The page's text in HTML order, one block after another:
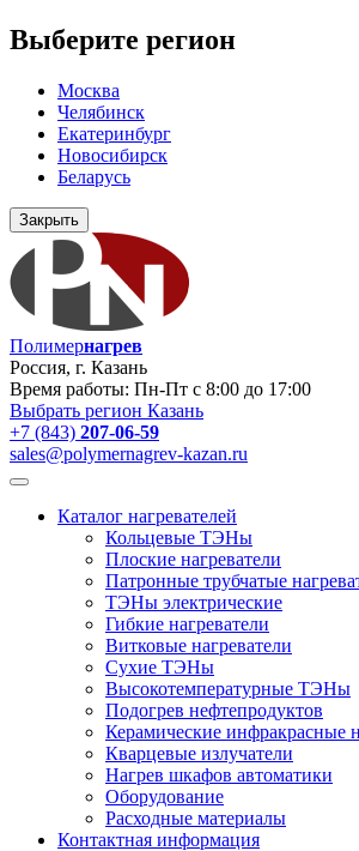
Выберите регион
Москва
Челябинск
Екатеринбург
Новосибирск
Беларусь
Закрыть
Полимернагрев
Россия, г. Казань
Время работы: Пн-Пт с 8:00 до 17:00
Выбрать регион Казань
+7 (843) 207-06-59
sales@polymernagrev-kazan.ru
Каталог нагревателей
Кольцевые ТЭНы
Плоские нагреватели
Патронные трубчатые
ТЭНы электрические
Гибкие нагреватели
Витковые нагреватели
Сухие ТЭНы
Высокотемпературные ТЭНы
Подогрев нефтепродуктов
Керамические инфракрасные
Кварцевые излучатели
Нагрев шкафов автоматики
Оборудование
Расходные материалы
Контактная информация